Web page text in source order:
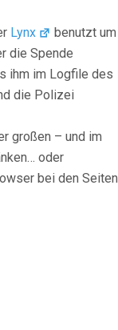
Lynx
benutzt um
die Spende
ihm im Logfile des
die Polizei
großen – und im
oder
bei den Seiten